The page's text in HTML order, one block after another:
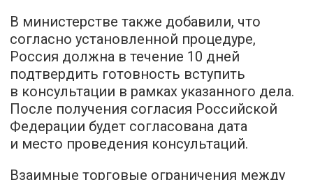
В министерстве также добавили, что
согласно установленной процедуре,
Россия должна в течение 10 дней
подтвердить готовность вступить
в консультации в рамках указанного дела.
После получения согласия Российской
Федерации будет согласована дата
и место проведения консультаций.
Взаимные торговые ограничения между